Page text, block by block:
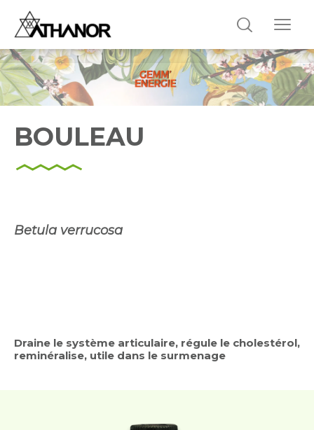
BOULEAU
Betula verrucosa
Draine le système articulaire, régule le cholestérol,
reminéralise, utile dans le surmenage